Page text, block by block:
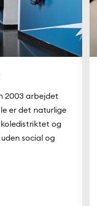
2003 arbejdet
er det naturlige
og
social og